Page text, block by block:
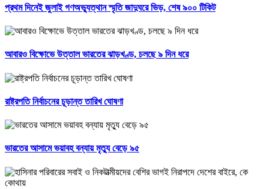
প্রথম দিনেই জুলাই গণঅভ্যুত্থান স্মৃতি জাদুঘরে ভিড়, শেষ ৯০০ টিকিট
আবারও বিক্ষোভে উত্তাল ভারতের ঝাড়খণ্ড, চলছে ৯ দিন ধরে
রাষ্ট্রপতি নির্বাচনের চূড়ান্ত তারিখ ঘোষণা
ভারতের আসামে ভয়াবহ বন্যায় মৃত্যু বেড়ে ৯৫